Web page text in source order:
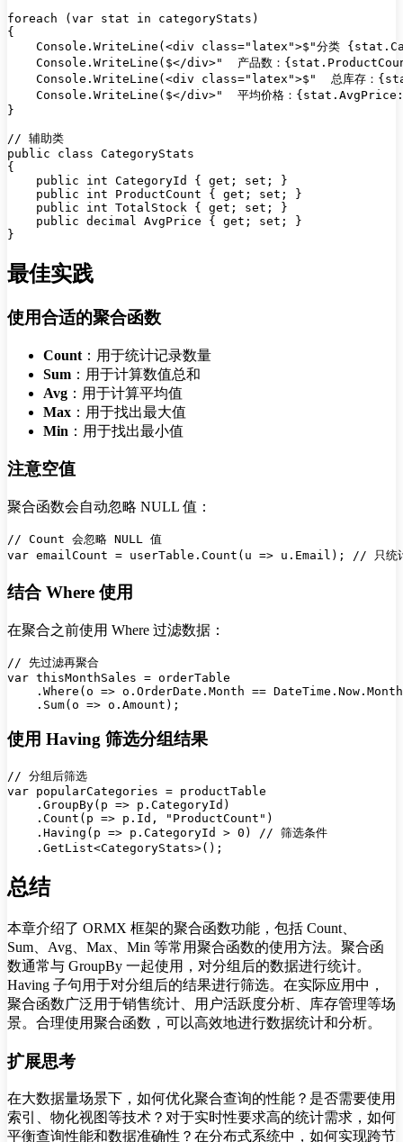
foreach (var stat in categoryStats)
{
Console.WriteLine(<div class="latex">$"分类
Console.WriteLine($</div>"  产品数：
Console.WriteLine(<div class="latex">$"  总库存：
Console.WriteLine($</div>"  平均价格：
}
// 辅助类
public class CategoryStats
{
    public int CategoryId { get; set; }
    public int ProductCount { get; set; }
    public int TotalStock { get; set; }
    public decimal AvgPrice { get; set; }
最佳实践
使用合适的聚合函数
Count ：用于统计记录数量
Sum ：用于计算数值总和
Avg ：用于计算平均值
Max ：用于找出最大值
Min ：用于找出最小值
注意空值
聚合函数会自动忽略 NULL 值：
// Count 会忽略 NULL 值
结合 Where 使用
在聚合之前使用 Where 过滤数据：
// 先过滤再聚合
var thisMonthSales = orderTable
.Where(o => o.OrderDate.Month ==
使用 Having 筛选分组结果
// 分组后筛选
var popularCategories = productTable
    .GroupBy(p => p.CategoryId)
    .Count(p => p.Id, "ProductCount")
    .Having(p => p.CategoryId > 0) // 筛选条件
总结
本章介绍了 ORMX 框架的聚合函数功能，包括 Count、
Sum、Avg、Max、Min 等常用聚合函数的使用方法。聚合函
数通常与 GroupBy 一起使用，对分组后的数据进行统计。
Having 子句用于对分组后的结果进行筛选。在实际应用中，
聚合函数广泛用于销售统计、用户活跃度分析、库存管理等场
景。合理使用聚合函数，可以高效地进行数据统计和分析。
扩展思考
在大数据量场景下，如何优化聚合查询的性能？是否需要使用
索引、物化视图等技术？对于实时性要求高的统计需求，如何
平衡查询性能和数据准确性？在分布式系统中，如何实现跨节